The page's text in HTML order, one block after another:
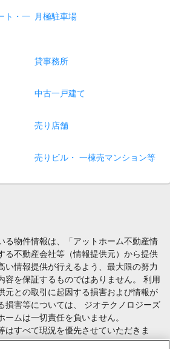
ト・一
月極駐車場
貸事務所
中古一戸建て
売り店舗
売りビル・ 一棟売マンション等
る物件情報は、「アットホーム不動産情
る不動産会社等（情報提供元）から提供
い情報提供が行えるよう、最大限の努力
容を保証するものではありません。 利用
元との取引に起因する損害および情報が
損害等については、 ジオテクノロジーズ
ムは一切責任を負いません。
はすべて現況を優先させていただきま